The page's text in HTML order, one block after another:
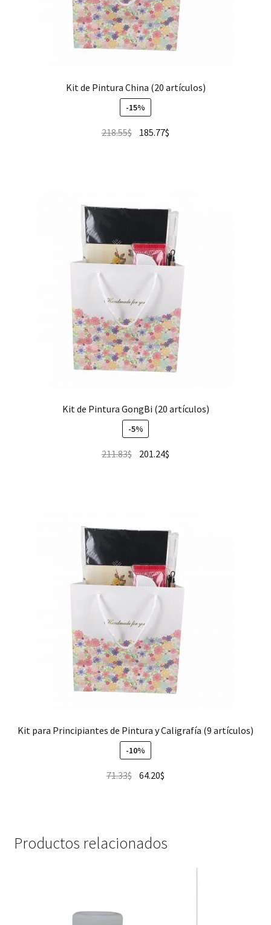
Kit de Pintura China (20 artículos)
-15%
218.55$ 185.77$
Kit de Pintura GongBi (20 artículos)
-5%
211.83$ 201.24$
Kit para Principiantes de Pintura y Caligrafía (9 artículos)
-10%
71.33$ 64.20$
Productos relacionados